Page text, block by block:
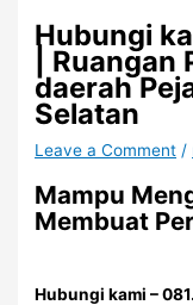
Hubungi
|
daerah
Selatan
Leave a Comment /
Mampu
Membuat
Hubungi kami –